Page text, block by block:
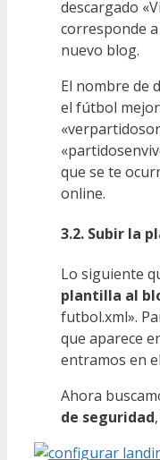
descargado
corresponde
nuevo blog.
El nombre de
el fútbol
que se te
online.
3.2. Subir la
Lo siguiente
plantilla al
futbol.xml».
que aparece
entramos en
Ahora
de seguridad